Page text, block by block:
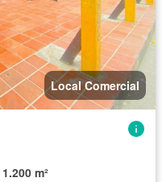
Local Comercial
1.200 m²